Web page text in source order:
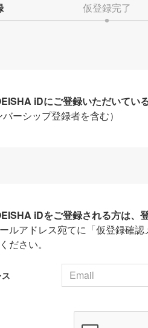
仮登録完了
iDにご登録いただいてい
バーシップ登録者を含む）
iDをご登録される方は、
ルアドレス宛てに「仮登録確
ださい。